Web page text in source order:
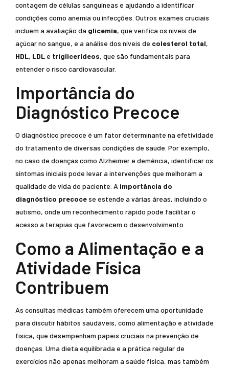
contagem de células sanguíneas e ajudando a identificar
condições como anemia ou infecções. Outros exames cruciais
incluem a avaliação da glicemia, que verifica os níveis de
açúcar no sangue, e a análise dos níveis de colesterol total,
HDL, LDL e triglicerídeos, que são fundamentais para
entender o risco cardiovascular.
Importância do
Diagnóstico Precoce
O diagnóstico precoce é um fator determinante na efetividade
do tratamento de diversas condições de saúde. Por exemplo,
no caso de doenças como Alzheimer e demência, identificar os
sintomas iniciais pode levar a intervenções que melhoram a
qualidade de vida do paciente. A importância do
diagnóstico precocese estende a várias áreas, incluindo o
autismo, onde um reconhecimento rápido pode facilitar o
acesso a terapias que favorecem o desenvolvimento.
Como a Alimentação e a
Atividade Física
Contribuem
As consultas médicas também oferecem uma oportunidade
para discutir hábitos saudáveis, como alimentação e atividade
física, que desempenham papéis cruciais na prevenção de
doenças. Uma dieta equilibrada e a prática regular de
exercícios não apenas melhoram a saúde física, mas também